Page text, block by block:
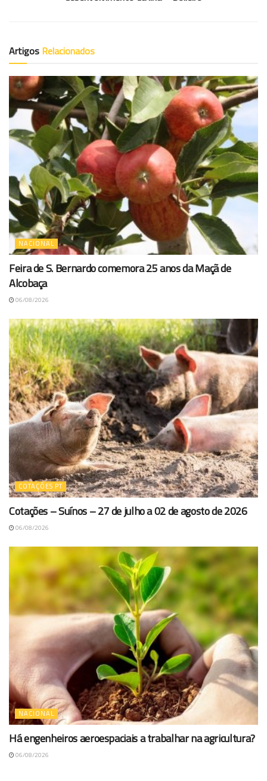
Artigos Relacionados
NACIONAL
Feira de S. Bernardo comemora 25 anos da Maçã de
Alcobaça
06/08/2026
COTAÇÕES PT
Cotações – Suínos – 27 de julho a 02 de agosto de 2026
06/08/2026
NACIONAL
Há engenheiros aeroespaciais a trabalhar na agricultura?
06/08/2026